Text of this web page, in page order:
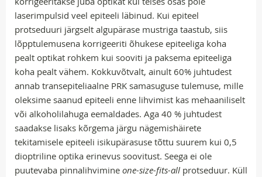
laserimpulsid veel epiteeli läbinud. Kui epiteel
protseduuri järgselt algupärase mustriga taastub, siis
lõpptulemusena korrigeeriti õhukese epiteeliga koha
pealt optikat rohkem kui sooviti ja paksema epiteeliga
koha pealt vähem. Kokkuvõtvalt, ainult 60% juhtudest
annab transepiteliaalne PRK samasuguse tulemuse, mille
oleksime saanud epiteeli enne lihvimist kas mehaaniliselt
või alkoholilahuga eemaldades. Aga 40 % juhtudest
saadakse lisaks kõrgema järgu nägemishäirete
tekitamisele epiteeli isikupärasuse tõttu suurem kui 0,5
dioptriline optika erinevus soovitust. Seega ei ole
puutevaba pinnalihvimine one-size-fits-all protseduur. Küll